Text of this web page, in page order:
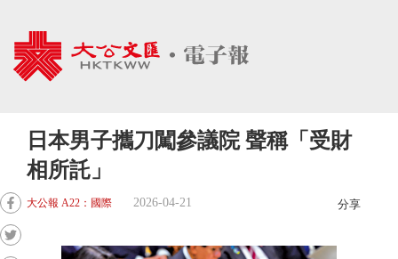
日本男子攜刀闖參議院 聲稱「受財
相所託」
大公報 A22：國際 2026-04-21 分享